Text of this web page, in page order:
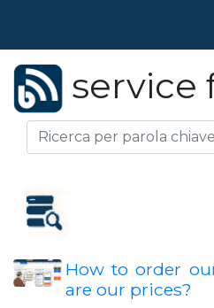
service
How to order
are our prices?